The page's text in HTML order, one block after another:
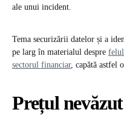
ale unui incident.
Tema securizării datelor și a
pe larg în materialul despre
sectorul financiar, capătă astfel
Prețul